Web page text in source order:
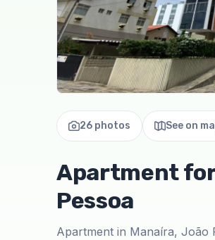
26 photos See on
Apartment for
Pessoa
Apartment in Manaíra, João